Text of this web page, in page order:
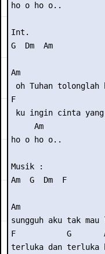
ho o ho o..
Int.
G  Dm  Am
Am
oh Tuhan tolonglah
F
ku ingin cinta
     Am
ho o ho o..
Musik :
Am  G  Dm  F
Am
sungguh aku tak
F           G
terluka dan terluka